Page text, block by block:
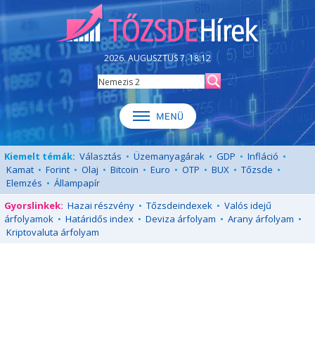
2026. AUGUSZTUS 7. 18:12
Kiemelt témák: Választás • Üzemanyagárak • GDP • Infláció •
Kamat • Forint • Olaj • Bitcoin • Euro • OTP • BUX • Tőzsde •
Elemzés • Állampapír
Gyorslinkek: Hazai részvény • Tőzsdeindexek • Valós idejű
árfolyamok • Határidős index • Deviza árfolyam • Arany árfolyam •
Kriptovaluta árfolyam